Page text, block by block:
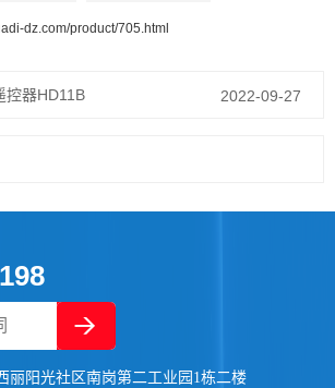
dz.com/product/705.html
控器HD11B 2022-09-27
丽阳光社区南岗第二工业园1栋二楼